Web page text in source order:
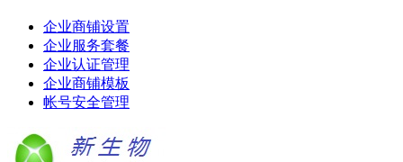
企业商铺设置
企业服务套餐
企业认证管理
企业商铺模板
帐号安全管理